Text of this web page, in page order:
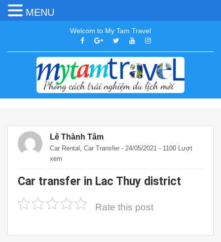
Welcom to My Tam Travel
Lê Thành Tâm
Car Rental Car Transfer - 24/05/2021 - 1100 Lượt
xem
Car transfer in Lac Thuy district
Rate this post
MENU